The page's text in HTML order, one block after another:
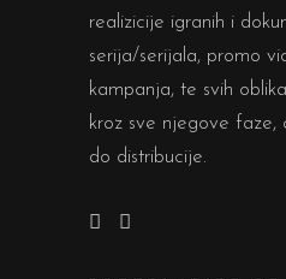
realizicije igranih i
serija/serijala, promo
kampanja, te svih
kroz sve njegove faze,
do distribucije.